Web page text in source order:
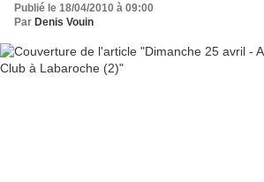
Publié le 18/04/2010 à 09:00
Par Denis Vouin